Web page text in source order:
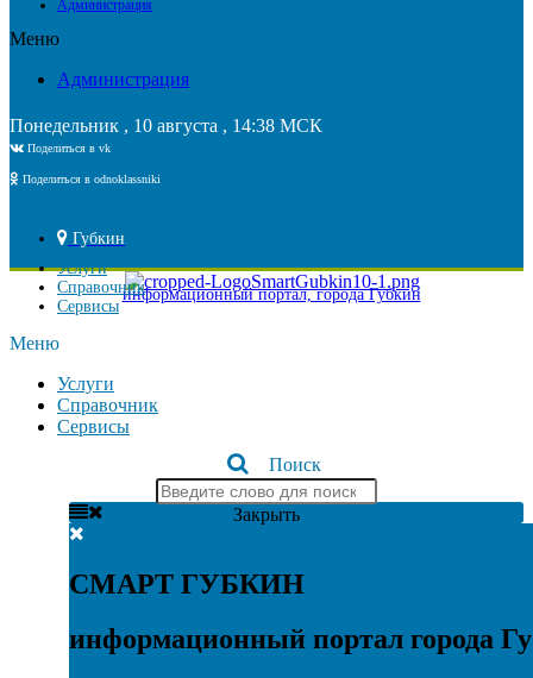
Администрация
Меню
Администрация
Понедельник , 10 августа , 14:38 МСК
Поделиться в vk
Поделиться в odnoklassniki
Губкин
информационный портал, города Губкин
Услуги
Справочник
Сервисы
Меню
Услуги
Справочник
Сервисы
Поиск
Закрыть
СМАРТ ГУБКИН
информационный портал города